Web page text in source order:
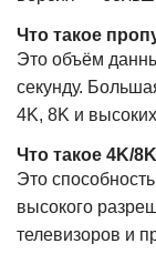
Что такое
Это объём
секунду.
4K, 8K и высоких
Что такое 4K/
Это
высокого
телевизоров и